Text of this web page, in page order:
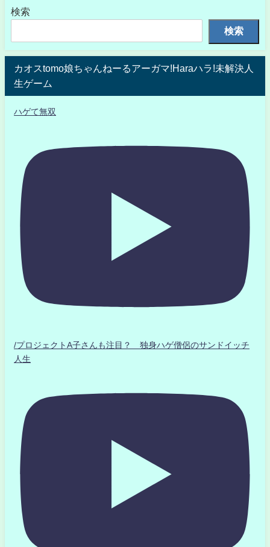
検索
検索
カオスtomo娘ちゃんねーるアーガマ!Haraハラ!未解決人
生ゲーム
ハゲて無双
/プロジェクトA子さんも注目？ 独身ハゲ僧侶のサンドイッチ
人生